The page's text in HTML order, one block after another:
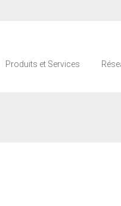
Produits et Services